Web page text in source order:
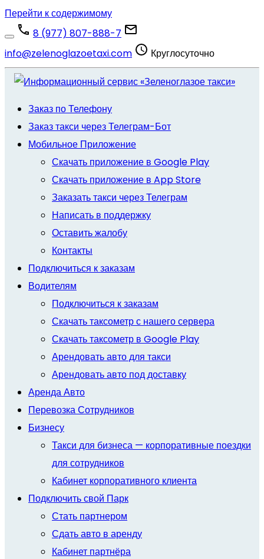
Перейти к содержимому
8 (977) 807-888-7
info@zelenoglazoetaxi.com
Круглосуточно
Заказ по Телефону
Заказ такси через Телеграм-Бот
Мобильное Приложение
Скачать приложение в Google Play
Скачать приложение в App Store
Заказать такси через Телеграм
Написать в поддержку
Оставить жалобу
Контакты
Подключиться к заказам
Водителям
Подключиться к заказам
Скачать таксометр с нашего сервера
Скачать таксометр в Google Play
Арендовать авто для такси
Арендовать авто под доставку
Аренда Авто
Перевозка Сотрудников
Бизнесу
Такси для бизнеса — корпоративные поездки
для сотрудников
Кабинет корпоративного клиента
Подключить свой Парк
Стать партнером
Сдать авто в аренду
Кабинет партнёра